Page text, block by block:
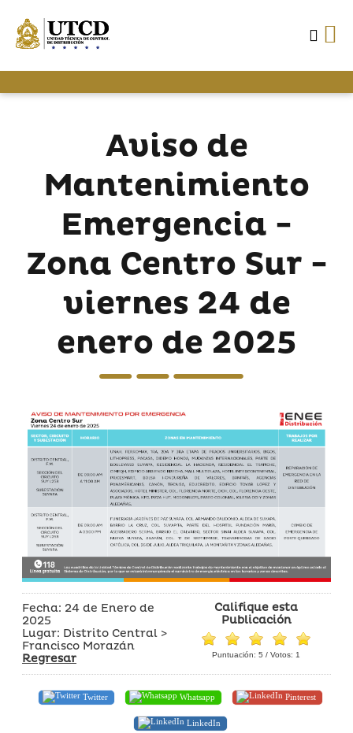
Aviso de
Mantenimiento
Emergencia -
Zona Centro Sur -
viernes 24 de
enero de 2025
Fecha: 24 de Enero de
2025
Lugar: Distrito Central >
Francisco Morazán
Regresar
Califique esta
Publicación
Puntuación: 5 / Votos: 1
Twitter Whatsapp Pinterest
LinkedIn